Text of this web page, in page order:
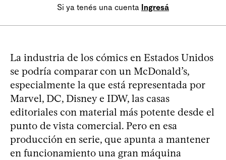
Si ya tenés una cuenta Ingresá
La industria de los cómics en Estados Unidos
se podría comparar con un McDonald’s,
especialmente la que está representada por
Marvel, DC, Disney e IDW, las casas
editoriales con material más potente desde el
punto de vista comercial. Pero en esa
producción en serie, que apunta a mantener
en funcionamiento una gran máquina